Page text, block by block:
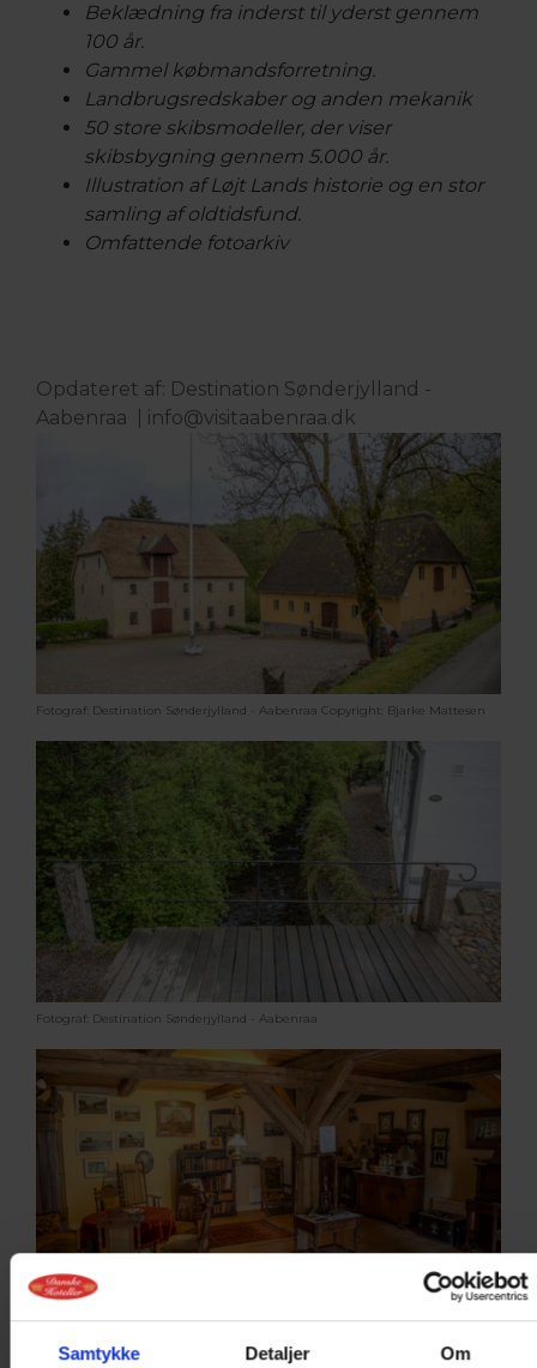
Samtykke Detaljer Om
Beklædning fra inderst til yderst gennem
100 år.
Gammel købmandsforretning.
Landbrugsredskaber og anden mekanik
50 store skibsmodeller, der viser
skibsbygning gennem 5.000 år.
Illustration af Løjt Lands historie og en stor
samling af oldtidsfund.
Omfattende fotoarkiv
Opdateret af: Destination Sønderjylland -
Aabenraa | info@visitaabenraa.dk
Fotograf: Destination Sønderjylland - Aabenraa Copyright: Bjarke Mattesen
Fotograf: Destination Sønderjylland - Aabenraa